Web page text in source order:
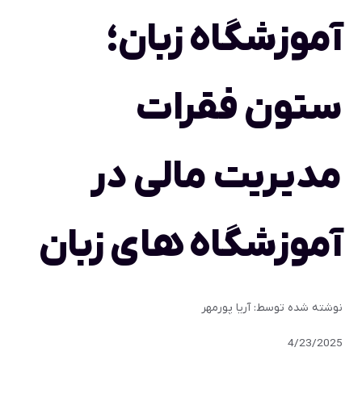
آموزشگاه زبان؛
ستون فقرات
مدیریت مالی در
آموزشگاه های زبان
نوشته شده توسط:آریا پورمهر
4/23/2025